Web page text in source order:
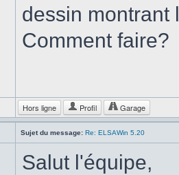
dessin montrant
Comment faire?
Hors ligne Profil Garage
Sujet du message: Re: ELSAWin 5.20
Salut l'équipe,